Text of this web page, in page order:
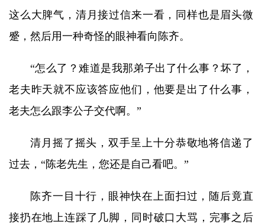
这么大脾气，清月接过信来一看，同样也是眉头微
蹙，然后用一种奇怪的眼神看向陈齐。
“怎么了？难道是我那弟子出了什么事？坏了，
老夫昨天就不应该答应他们，他要是出了什么事，
老夫怎么跟李公子交代啊。”
清月摇了摇头，双手呈上十分恭敬地将信递了
过去，“陈老先生，您还是自己看吧。”
陈齐一目十行，眼神快在上面扫过，随后竟直
接扔在地上连踩了几脚，同时破口大骂，完事之后